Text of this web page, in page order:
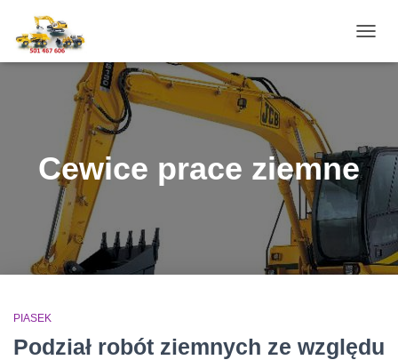
Cewice prace ziemne
PIASEK
Podział robót ziemnych ze względu